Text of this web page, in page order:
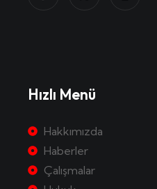
Hızlı Menü
Hakkımızda
Haberler
Çalışmalar